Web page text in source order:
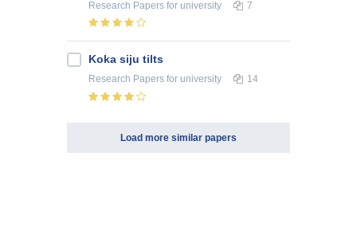
Research Papers for university 7
Koka siju tilts
Research Papers for university 14
Load more similar papers